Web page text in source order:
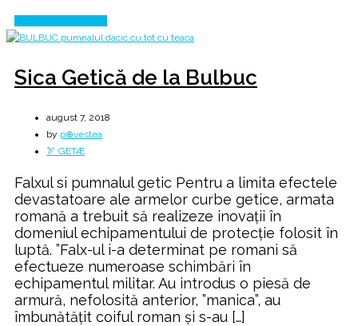
Sica Getică de la Bulbuc
august 7, 2018
by p⊕vestea
🏹 GETÆ
Falxul si pumnalul getic Pentru a limita efectele
devastatoare ale armelor curbe getice, armata
romană a trebuit să realizeze inovaţii în
domeniul echipamentului de protecţie folosit în
luptă. ”Falx-ul i-a determinat pe romani să
efectueze numeroase schimbări în
echipamentul militar. Au introdus o piesă de
armură, nefolosită anterior, ”manica”, au
îmbunătăţit coiful roman şi s-au […]